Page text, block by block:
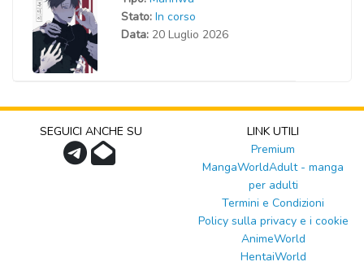
Stato: In corso
Data: 20 Luglio 2026
SEGUICI ANCHE SU
LINK UTILI
Premium
MangaWorldAdult - manga
per adulti
Termini e Condizioni
Policy sulla privacy e i cookie
AnimeWorld
HentaiWorld